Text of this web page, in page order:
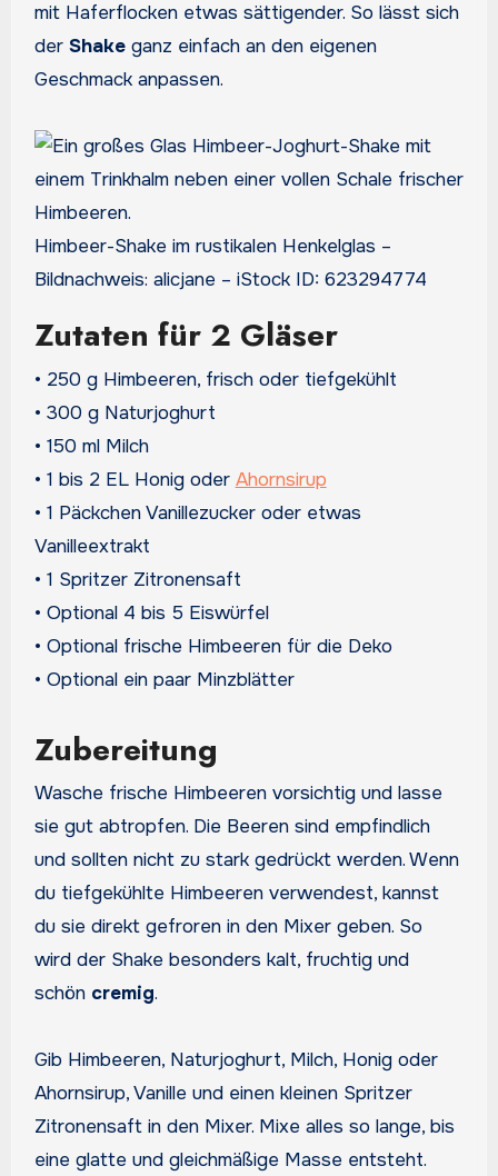
mit Haferflocken etwas sättigender. So lässt sich
der Shakeganz einfach an den eigenen
Geschmack anpassen.
Himbeer-Shake im rustikalen Henkelglas –
Bildnachweis: alicjane – iStock ID: 623294774
Zutaten für 2 Gläser
• 250 g Himbeeren, frisch oder tiefgekühlt
• 300 g Naturjoghurt
• 150 ml Milch
• 1 bis 2 EL Honig oder Ahornsirup
• 1 Päckchen Vanillezucker oder etwas
Vanilleextrakt
• 1 Spritzer Zitronensaft
• Optional 4 bis 5 Eiswürfel
• Optional frische Himbeeren für die Deko
• Optional ein paar Minzblätter
Zubereitung
Wasche frische Himbeeren vorsichtig und lasse
sie gut abtropfen. Die Beeren sind empfindlich
und sollten nicht zu stark gedrückt werden. Wenn
du tiefgekühlte Himbeeren verwendest, kannst
du sie direkt gefroren in den Mixer geben. So
wird der Shake besonders kalt, fruchtig und
schön cremig.
Gib Himbeeren, Naturjoghurt, Milch, Honig oder
Ahornsirup, Vanille und einen kleinen Spritzer
Zitronensaft in den Mixer. Mixe alles so lange, bis
eine glatte und gleichmäßige Masse entsteht.